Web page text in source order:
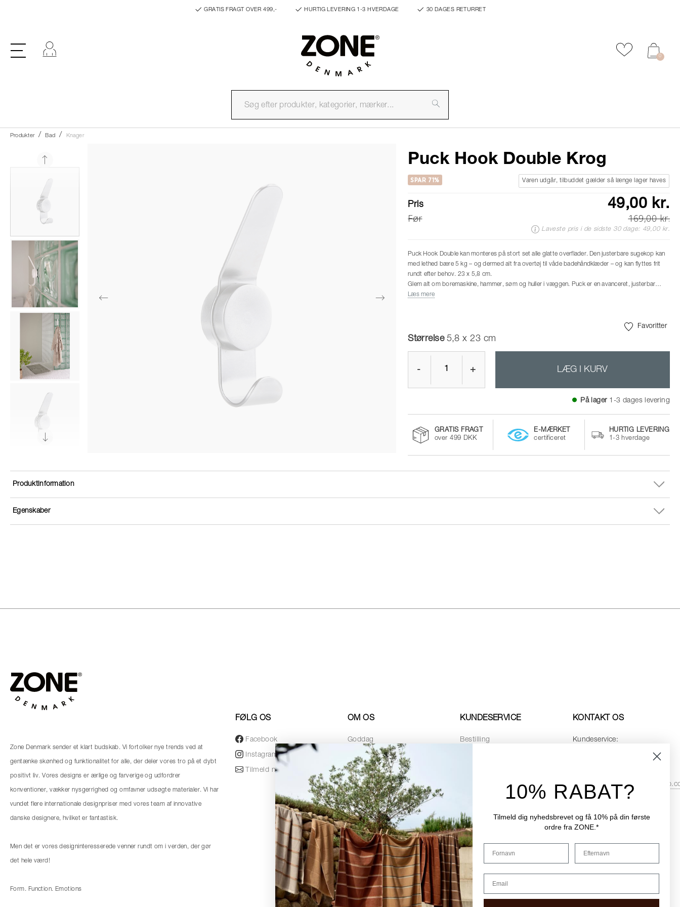
GRATIS FRAGT OVER 499,- HURTIG LEVERING 1-3 HVERDAGE 30 DAGES RETURRET
Tilføj til
0
Produkter Bad Knager
Puck Hook Double Krog
SPAR 71% Varen udgår, tilbuddet gælder så længe lager haves
Pris 49,00 kr.
Før 169,00 kr.
Laveste pris i de sidste 30 dage: 49,00 kr.
Puck Hook Double kan monteres på stort set alle glatte overflader. Den justerbare sugekop kan
med lethed bære 5 kg – og dermed alt fra overtøj til våde badehåndklæder – og kan flyttes frit
rundt efter behov. 23 x 5,8 cm.
Glem alt om boremaskine, hammer, søm og huller i væggen. Puck er en avanceret, justerbar
sugekop, som snildt kan bære 5 kg. Det dækker de fleste behov i boligen. Og så kan Puck
Læs mere
Favoritter
Størrelse 5,8 x 23 cm
- + LÆG I KURV
På lager 1-3 dages levering
GRATIS FRAGT
over 499 DKK
E-MÆRKET
certificeret
HURTIG LEVERING
1-3 hverdage
Egenskaber
Produktinformation
Zone Denmark sender et klart budskab. Vi fortolker nye trends ved at
gentænke skønhed og funktionalitet for alle, der deler vores tro på et dybt
positivt liv. Vores designs er ærlige og farverige og udfordrer
konventioner, vækker nysgerrighed og omfavner udsøgte materialer. Vi har
vundet flere internationale designpriser med vores team af innovative
danske designere, hvilket er fantastisk.
Men det er vores designinteresserede venner rundt om i verden, der gør
det hele værd!
Form. Function. Emotions
FØLG OS
Facebook
Instagram
Tilmeld nyhedsbrev
OM OS
Goddag
Designere
Awards
Nyhedsbrev
Black Friday
KUNDESERVICE
Bestilling
Cookiepolitik
Handelsbetingelser
Reservedele
KONTAKT OS
Kundeservice:
+45 8768 4728
Hverdage:
10% RABAT?
Tilmeld dig nyhedsbrevet og få 10% på din første
ordre fra ZONE.*
Fornavn Efternavn
Email